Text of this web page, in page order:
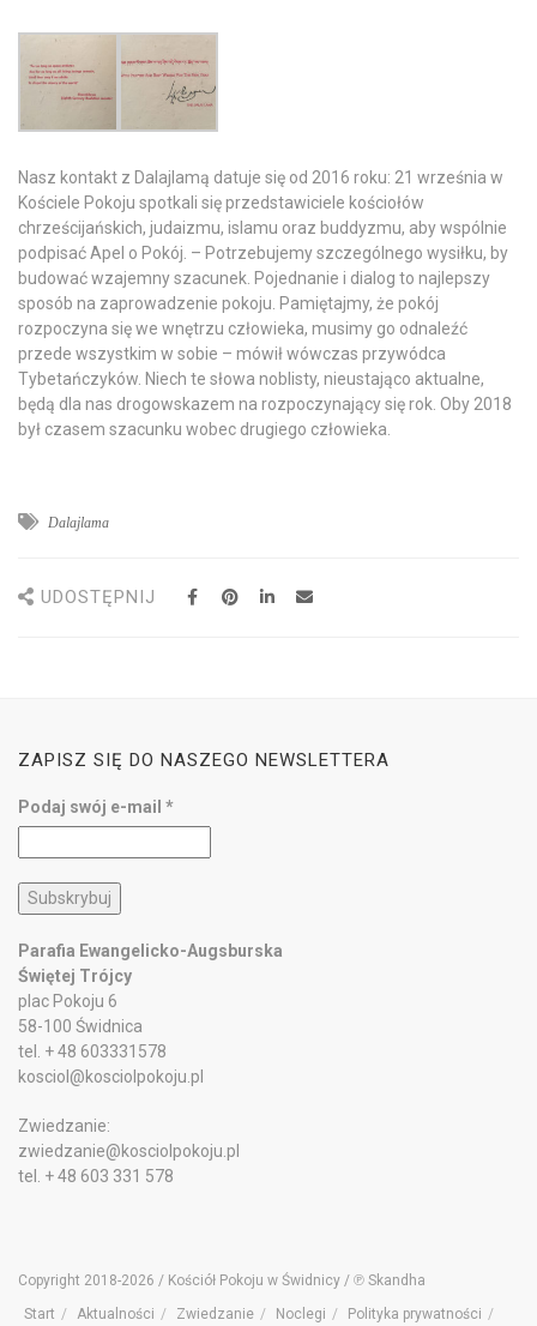
Nasz kontakt z Dalajlamą datuje się od 2016 roku: 21 września w
Kościele Pokoju spotkali się przedstawiciele kościołów
chrześcijańskich, judaizmu, islamu oraz buddyzmu, aby wspólnie
podpisać Apel o Pokój. – Potrzebujemy szczególnego wysiłku, by
budować wzajemny szacunek. Pojednanie i dialog to najlepszy
sposób na zaprowadzenie pokoju. Pamiętajmy, że pokój
rozpoczyna się we wnętrzu człowieka, musimy go odnaleźć
przede wszystkim w sobie – mówił wówczas przywódca
Tybetańczyków. Niech te słowa noblisty, nieustająco aktualne,
będą dla nas drogowskazem na rozpoczynający się rok. Oby 2018
był czasem szacunku wobec drugiego człowieka.
Dalajlama
UDOSTĘPNIJ
ZAPISZ SIĘ DO NASZEGO NEWSLETTERA
Podaj swój e-mail *
Parafia Ewangelicko-Augsburska
Świętej Trójcy
plac Pokoju 6
58-100 Świdnica
tel. + 48 603331578
kosciol@kosciolpokoju.pl
Zwiedzanie:
zwiedzanie@kosciolpokoju.pl
tel. + 48 603 331 578
Copyright 2018-2026 / Kościół Pokoju w Świdnicy / ℗ Skandha
Start
Aktualności Zwiedzanie Noclegi Polityka prywatności